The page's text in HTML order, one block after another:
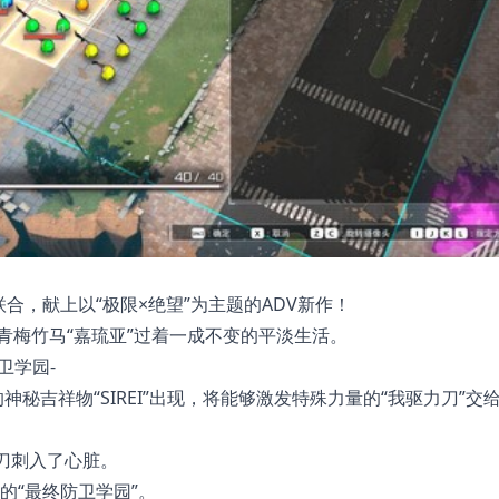
献上以“极限×绝望”为主题的ADV新作！
竹马“嘉琉亚”过着一成不变的平淡生活。
学园-
秘吉祥物“SIREI”出现，将能够激发特殊力量的“我驱力刀”交
入了心脏。
最终防卫学园”。